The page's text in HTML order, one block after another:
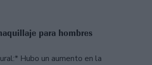
para hombres
Hubo un aumento en la